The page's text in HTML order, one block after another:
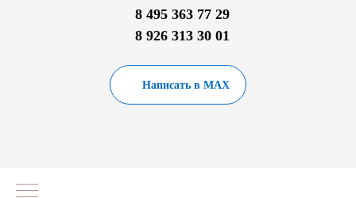
8 495 363 77 29
8 926 313 30 01
Написать в MAX